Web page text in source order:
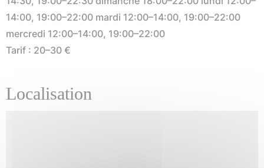
14:00, 19:00–22:00 mardi 12:00–14:00, 19:00–22:00
mercredi 12:00–14:00, 19:00–22:00
Tarif : 20–30 €
Localisation